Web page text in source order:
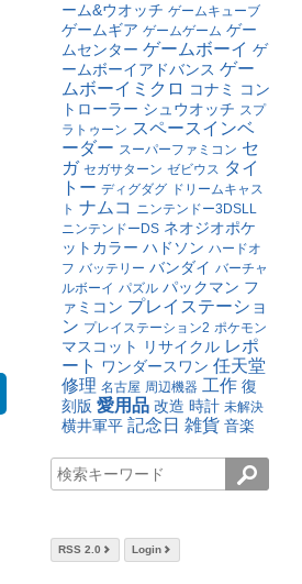
ーム&ウオッチ ゲームキューブ
ゲームギア ゲームゲーム ゲー
ムセンター ゲームボーイ ゲ
ームボーイアドバンス ゲー
ムボーイミクロ コナミ
コン
トローラー シュウオッチ スプ
ラトゥーン スペースインベ
ーダー スーパーファミコン セ
ガ セガサターン ゼビウス タイ
トー ディグダグ ドリームキャス
ト ナムコ ニンテンドー3DSLL
ニンテンドーDS ネオジオポケ
ットカラー ハドソン ハードオ
フ バッテリー バンダイ バーチャ
ルボーイ パズル パックマン フ
ァミコン プレイステーショ
ン プレイステーション2 ポケモン
マスコット リサイクル レポ
ート ワンダースワン 任天堂
修理 名古屋 周辺機器 工作 復
刻版 愛用品 改造 時計 未解決
横井軍平 記念日 雑貨 音楽
RSS 2.0 Login